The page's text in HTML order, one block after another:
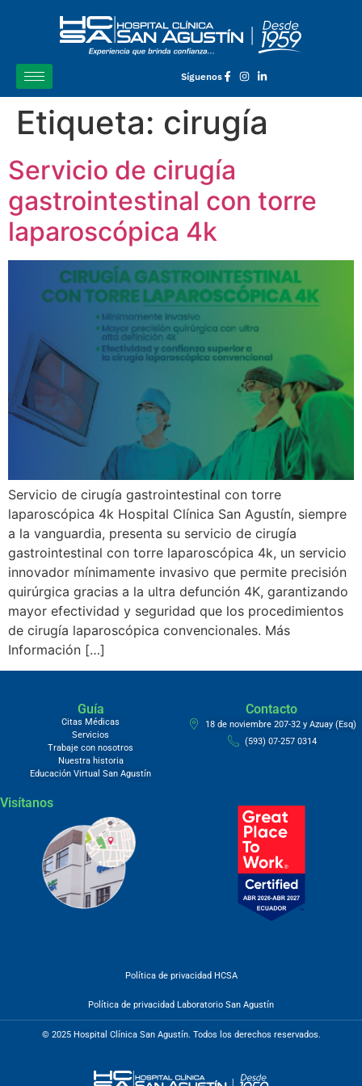
Síguenos
Etiqueta: cirugía
Servicio de cirugía
gastrointestinal con torre
laparoscópica 4k
Servicio de cirugía gastrointestinal con torre
laparoscópica 4k Hospital Clínica San Agustín, siempre
a la vanguardia, presenta su servicio de cirugía
gastrointestinal con torre laparoscópica 4k, un servicio
innovador mínimamente invasivo que permite precisión
quirúrgica gracias a la ultra defunción 4K, garantizando
mayor efectividad y seguridad que los procedimientos
de cirugía laparoscópica convencionales. Más
Información […]
Guía
Citas Médicas
Servicios
Trabaje con nosotros
Nuestra historia
Educación Virtual San Agustín
Contacto
18 de noviembre 207-32 y Azuay (Esq)
(593) 07-257 0314
Visítanos
Política de privacidad HCSA
Política de privacidad Laboratorio San Agustín
© 2025 Hospital Clínica San Agustín. Todos los derechos reservados.